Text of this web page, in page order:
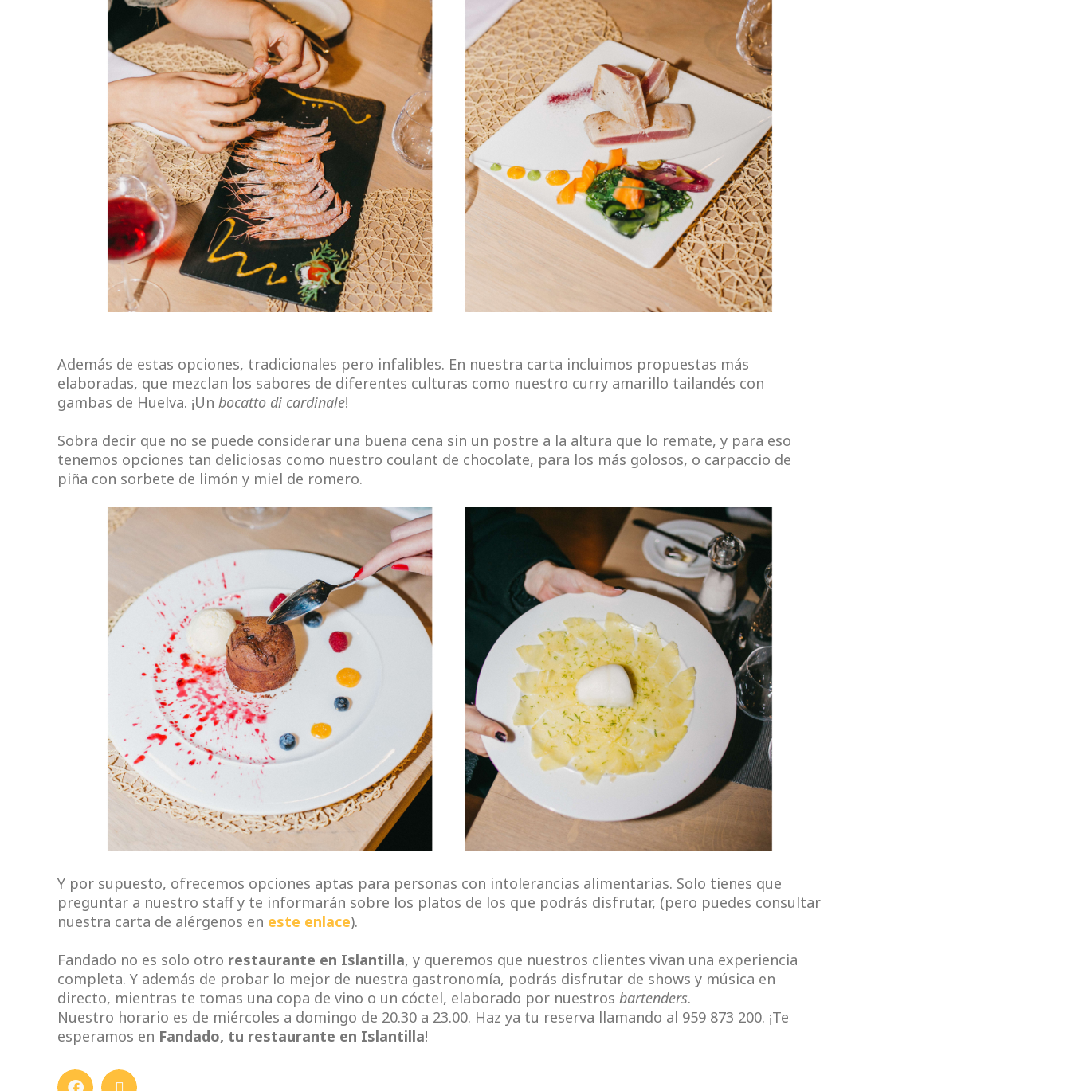
Además de estas opciones, tradicionales pero infalibles. En nuestra carta incluimos propuestas más
elaboradas, que mezclan los sabores de diferentes culturas como nuestro curry amarillo tailandés con
gambas de Huelva. ¡Un bocatto di cardinale!
Sobra decir que no se puede considerar una buena cena sin un postre a la altura que lo remate, y para eso
tenemos opciones tan deliciosas como nuestro coulant de chocolate, para los más golosos, o carpaccio de
piña con sorbete de limón y miel de romero.
Y por supuesto, ofrecemos opciones aptas para personas con intolerancias alimentarias. Solo tienes que
preguntar a nuestro staff y te informarán sobre los platos de los que podrás disfrutar, (pero puedes consultar
nuestra carta de alérgenos en este enlace).
Fandado no es solo otro restaurante en Islantilla, y queremos que nuestros clientes vivan una experiencia
completa. Y además de probar lo mejor de nuestra gastronomía, podrás disfrutar de shows y música en
directo, mientras te tomas una copa de vino o un cóctel, elaborado por nuestros bartenders.
Nuestro horario es de miércoles a domingo de 20.30 a 23.00. Haz ya tu reserva llamando al 959 873 200. ¡Te
esperamos en Fandado, tu restaurante en Islantilla!